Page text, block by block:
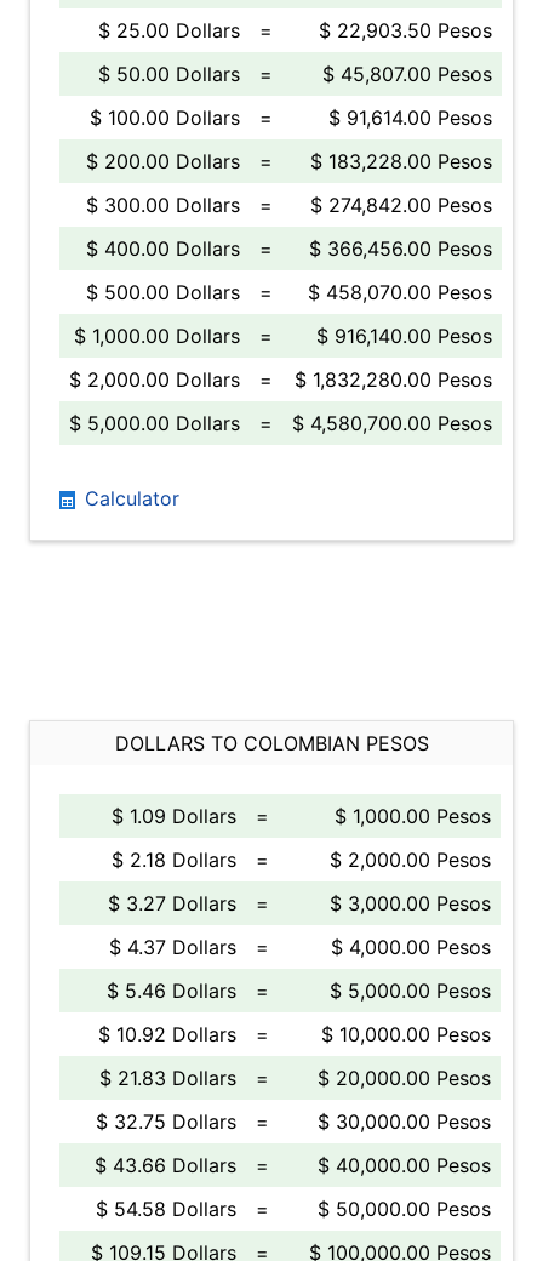
$ 25.00 Dollars
=
$ 22,903.50 Pesos
$ 50.00 Dollars
=
$ 45,807.00 Pesos
$ 100.00 Dollars
=
$ 91,614.00 Pesos
$ 200.00 Dollars
=
$ 183,228.00 Pesos
$ 300.00 Dollars
=
$ 274,842.00 Pesos
$ 400.00 Dollars
=
$ 366,456.00 Pesos
$ 500.00 Dollars
=
$ 458,070.00 Pesos
$ 1,000.00 Dollars
=
$ 916,140.00 Pesos
$ 2,000.00 Dollars
=
$ 1,832,280.00 Pesos
$ 5,000.00 Dollars
= $ 4,580,700.00 Pesos
Calculator
DOLLARS TO COLOMBIAN PESOS
$ 1.09 Dollars =
$ 1,000.00 Pesos
$ 2.18 Dollars
=
$ 2,000.00 Pesos
$ 3.27 Dollars
=
$ 3,000.00 Pesos
$ 4.37 Dollars
=
$ 4,000.00 Pesos
$ 5.46 Dollars
=
$ 5,000.00 Pesos
$ 10.92 Dollars
=
$ 10,000.00 Pesos
$ 21.83 Dollars
=
$ 20,000.00 Pesos
$ 32.75 Dollars
=
$ 30,000.00 Pesos
$ 43.66 Dollars
=
$ 40,000.00 Pesos
$ 54.58 Dollars
=
$ 50,000.00 Pesos
$ 109.15 Dollars
= $ 100,000.00 Pesos